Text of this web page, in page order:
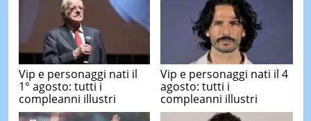
Vip e personaggi nati il
1° agosto: tutti i
compleanni illustri
Vip e personaggi nati il 4
agosto: tutti i
compleanni illustri